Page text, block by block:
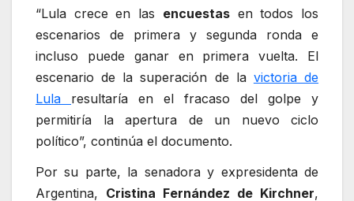
“Lula crece en las encuestasen todos los
escenarios de primera y segunda ronda e
incluso puede ganar en primera vuelta. El
escenario de la superación de la victoria de
Lula resultaría en el fracaso del golpe y
permitiría la apertura de un nuevo ciclo
político”, continúa el documento.
Por su parte, la senadora y expresidenta de
Argentina, Cristina Fernández de Kirchner,